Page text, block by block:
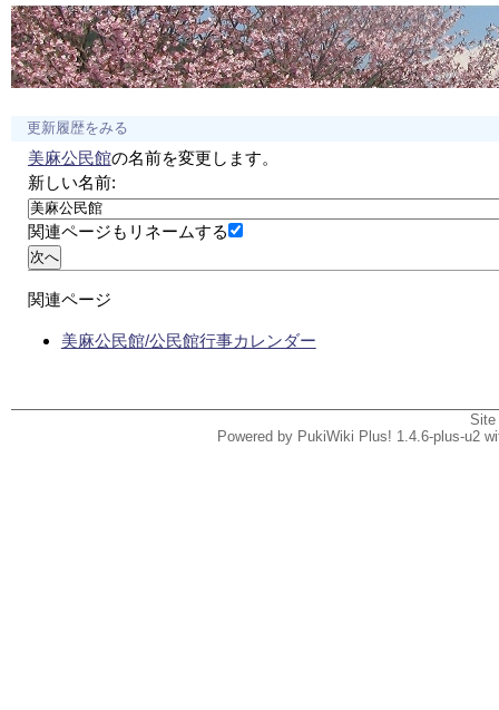
更新履歴をみる
美麻公民館の名前を変更します。
新しい名前:
関連ページもリネームする
関連ページ
美麻公民館/公民館行事カレンダー
Powered by PukiWiki Plus! 1.4.6-plus-u2